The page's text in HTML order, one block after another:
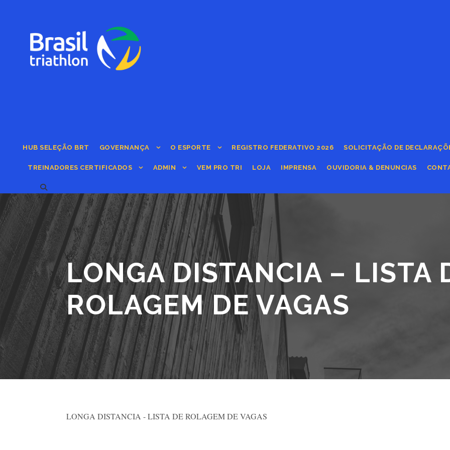
HUB SELEÇÃO BRT GOVERNANÇA O ESPORTE REGISTRO FEDERATIVO 2026 SOLICITAÇÃO DE
TREINADORES CERTIFICADOS ADMIN VEM PRO TRI LOJA IMPRENSA OUVIDORIA & DENUNCIAS
LONGA DISTANCIA – LISTA
ROLAGEM DE VAGAS
LONGA DISTANCIA - LISTA DE ROLAGEM DE VAGAS